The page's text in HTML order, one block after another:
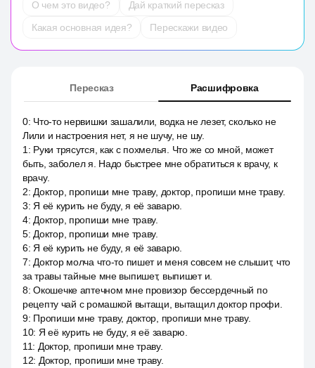
О чем это видео?
Дай краткий пересказ
Какая основная идея?
Перескажи видео
Пересказ Расшифровка
0: Что-то нервишки зашалили, водка не лезет, сколько не
Лили и настроения нет, я не шучу, не шу.
1 : Руки трясутся, как с похмелья. Что же со мной, может
быть, заболел я. Надо быстрее мне обратиться к врачу, к
врачу.
2: Доктор, пропиши мне траву, доктор, пропиши мне траву.
3: Я её курить не буду, я её заварю.
4: Доктор, пропиши мне траву.
5: Доктор, пропиши мне траву.
6: Я её курить не буду, я её заварю.
7: Доктор молча что-то пишет и меня совсем не слышит, что
за травы тайные мне выпишет, выпишет и.
8:Окошечке аптечном мне провизор бессердечный по
рецепту чай с ромашкой вытащи, вытащил доктор профи.
9: Пропиши мне траву, доктор, пропиши мне траву.
10: Я её курить не буду, я её заварю.
11: Доктор, пропиши мне траву.
12: Доктор, пропиши мне траву.